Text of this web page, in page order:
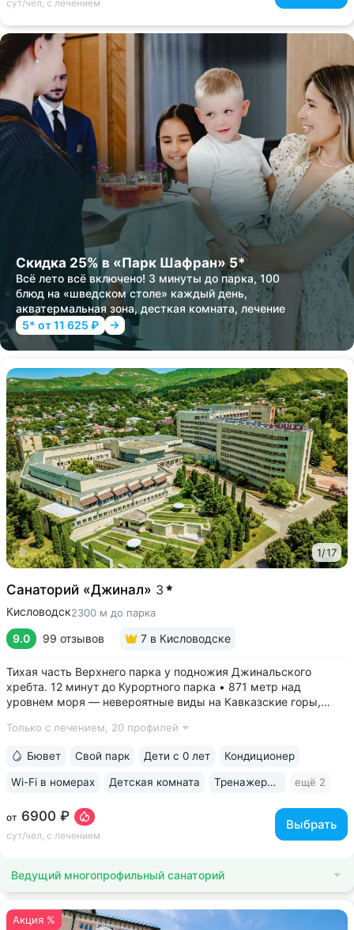
сут/чел, с лечением
Скидка 25% в «Парк Шафран» 5*
Всё лето всё включено! 3 минуты до парка, 100
блюд на «шведском столе» каждый день,
акватермальная зона, десткая комната, лечение
5* от 11 625 ₽
1/17
Санаторий «Джинал» 3
Кисловодск2300 м до парка
9.0 99 отзывов 7 в Кисловодске
Тихая часть Верхнего парка у подножия Джинальского
хребта. 12 минут до Курортного парка • 871 метр над
уровнем моря ­— невероятные виды на Кавказские горы,
расположены лучшие смотровые площадки Кисловодска •
Только с лечением, 20 профилей
от 6900 ₽
сут/чел, с лечением
Выбрать
Бювет Свой парк Дети с 0 лет Кондиционер
Wi-Fi в номерах Детская комната Тренажерный зал ещё 2
Ведущий многопрофильный санаторий
Акция %